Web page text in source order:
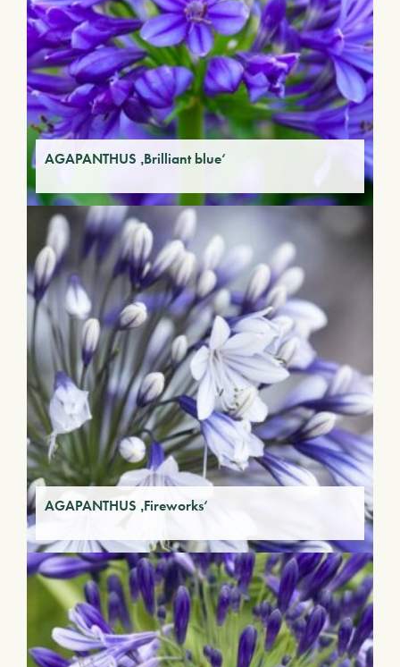
AGAPANTHUS ‚Brilliant blue‘
AGAPANTHUS ‚Fireworks‘